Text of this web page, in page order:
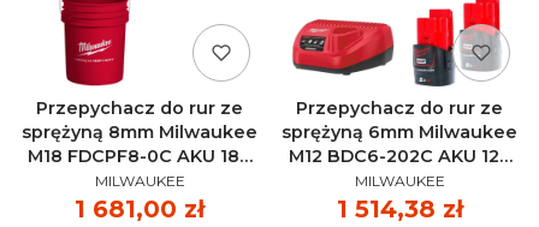
Przepychacz do rur ze
sprężyną 8mm Milwaukee
M18 FDCPF8-0C AKU 18V
(bez aku) - 4933459683
PRODUCENT
MILWAUKEE
Cena
1 681,00 zł
Przepychacz do rur ze
sprężyną 6mm Milwaukee
M12 BDC6-202C AKU 12V
(2x 2.0 Ah) - 4933451635
PRODUCENT
MILWAUKEE
Cena
1 514,38 zł